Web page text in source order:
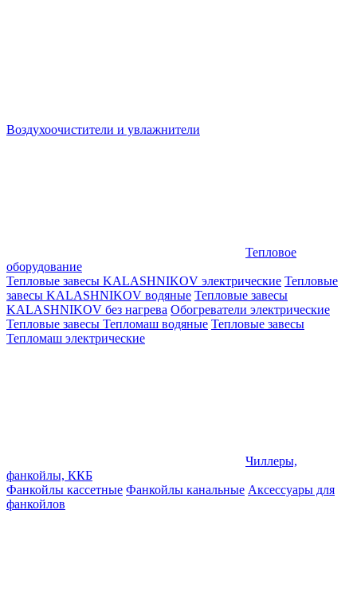
Воздухоочистители и увлажнители
Тепловое
оборудование
Тепловые завесы KALASHNIKOV электрические Тепловые
завесы KALASHNIKOV водяные Тепловые завесы
KALASHNIKOV без нагрева Обогреватели электрические
Тепловые завесы Тепломаш водяные Тепловые завесы
Тепломаш электрические
Чиллеры,
фанкойлы, ККБ
Фанкойлы кассетные Фанкойлы канальные Аксессуары для
фанкойлов